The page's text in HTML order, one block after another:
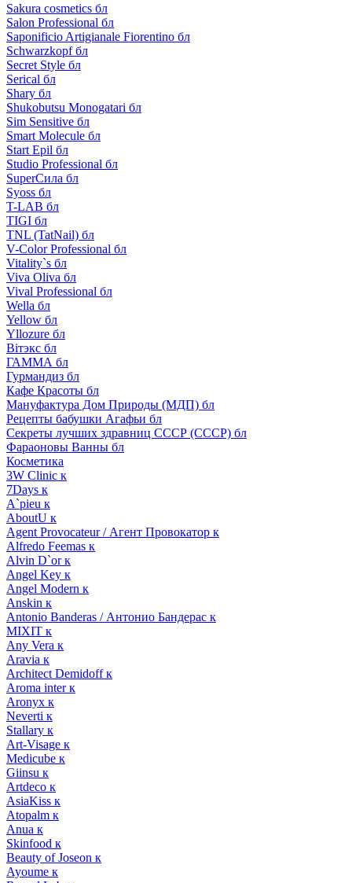
Sakura cosmetics бл
Salon Professional бл
Saponificio Artigianale Fiorentino бл
Schwarzkopf бл
Secret Style бл
Serical бл
Shary бл
Shukobutsu Monogatari бл
Sim Sensitive бл
Smart Molecule бл
Start Epil бл
Studio Professional бл
SuperСила бл
Syoss бл
T-LAB бл
TIGI бл
TNL (TatNail) бл
V-Color Professional бл
Vitality`s бл
Viva Oliva бл
Vival Professional бл
Wella бл
Yellow бл
Yllozure бл
Вiтэкс бл
ГАММА бл
Гурмандиз бл
Кафе Красоты бл
Мануфактура Дом Природы (МДП) бл
Рецепты бабушки Агафьи бл
Секреты лучших здравниц СССР (СССР) бл
Фараоновы Ванны бл
Косметика
3W Clinic к
7Days к
A`pieu к
AboutU к
Agent Provocateur / Агент Провокатор к
Alfredo Feemas к
Alvin D`or к
Angel Key к
Angel Modern к
Anskin к
Antonio Banderas / Антонио Бандерас к
MIXIT к
Any Vera к
Aravia к
Architect Demidoff к
Aroma inter к
Aronyx к
Neverti к
Stallary к
Art-Visage к
Medicube к
Giinsu к
Artdeco к
AsiaKiss к
Atopalm к
Anua к
Skinfood к
Beauty of Joseon к
Ayoume к